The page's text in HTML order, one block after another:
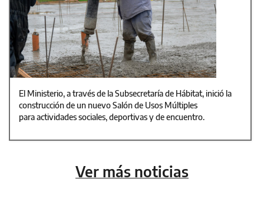
El Ministerio, a través de la Subsecretaría de Hábitat, inició la
construcción de un nuevo Salón de Usos Múltiples
para actividades sociales, deportivas y de encuentro.
Ver más noticias